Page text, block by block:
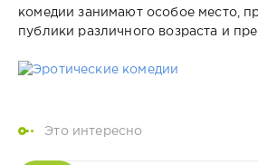
комедии занимают особое место,
публики различного возраста и
Это интересно